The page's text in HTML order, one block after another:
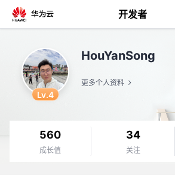
开发者
Lv.4
HouYanSong
更多个人资料
560
成长值
34
关注